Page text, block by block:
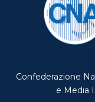
Confederazione
e Media